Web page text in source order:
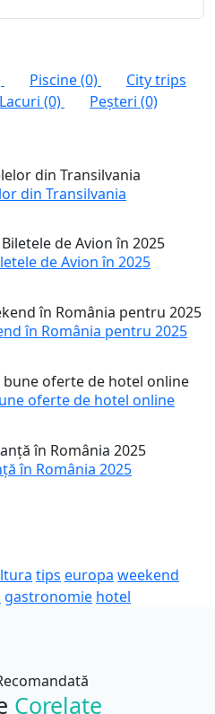
Piscine(0)
City trips
Lacuri (0) Peșteri (0)
din Transilvania
de Avion în 2025
în România pentru 2025
oferte de hotel online
în România 2025
tips europa weekend
gastronomie hotel
Corelate